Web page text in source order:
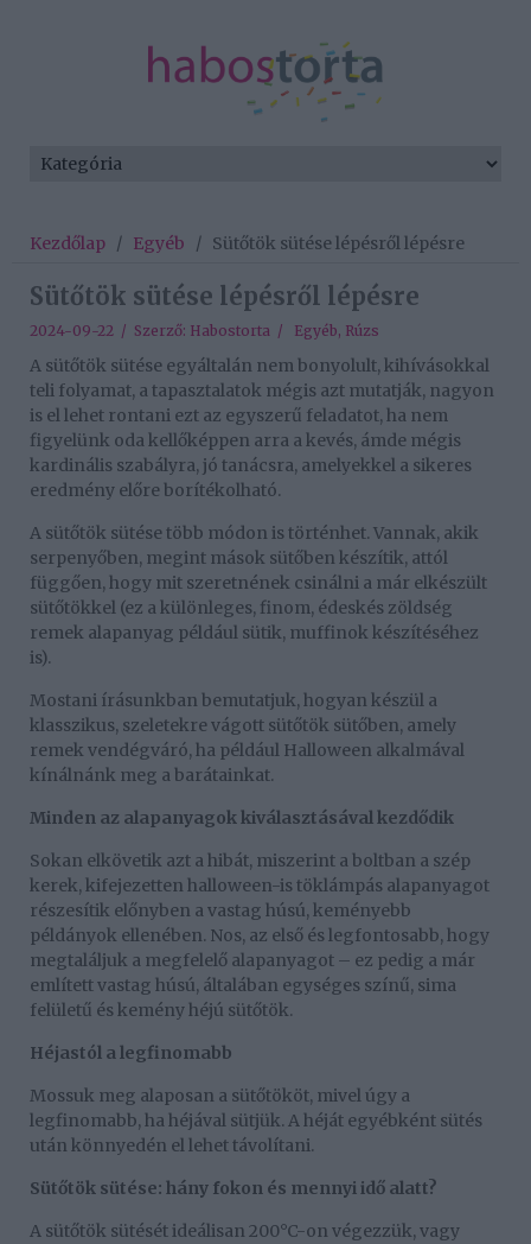
Kezdőlap / Egyéb / Sütőtök sütése lépésről lépésre
Sütőtök sütése lépésről lépésre
2024-09-22 / Szerző: Habostorta / Egyéb, Rúzs
A sütőtök sütése egyáltalán nem bonyolult, kihívásokkal
teli folyamat, a tapasztalatok mégis azt mutatják, nagyon
is el lehet rontani ezt az egyszerű feladatot, ha nem
figyelünk oda kellőképpen arra a kevés, ámde mégis
kardinális szabályra, jó tanácsra, amelyekkel a sikeres
eredmény előre borítékolható.
A sütőtök sütése több módon is történhet. Vannak, akik
serpenyőben, megint mások sütőben készítik, attól
függően, hogy mit szeretnének csinálni a már elkészült
sütőtökkel (ez a különleges, finom, édeskés zöldség
remek alapanyag például sütik, muffinok készítéséhez
is).
Mostani írásunkban bemutatjuk, hogyan készül a
klasszikus, szeletekre vágott sütőtök sütőben, amely
remek vendégváró, ha például Halloween alkalmával
kínálnánk meg a barátainkat.
Minden az alapanyagok kiválasztásával kezdődik
Sokan elkövetik azt a hibát, miszerint a boltban a szép
kerek, kifejezetten halloween-is töklámpás alapanyagot
részesítik előnyben a vastag húsú, keményebb
példányok ellenében. Nos, az első és legfontosabb, hogy
megtaláljuk a megfelelő alapanyagot – ez pedig a már
említett vastag húsú, általában egységes színű, sima
felületű és kemény héjú sütőtök.
Héjastól a legfinomabb
Mossuk meg alaposan a sütőtököt, mivel úgy a
legfinomabb, ha héjával sütjük. A héját egyébként sütés
után könnyedén el lehet távolítani.
Sütőtök sütése: hány fokon és mennyi idő alatt?
A sütőtök sütését ideálisan 200°C-on végezzük, vagy